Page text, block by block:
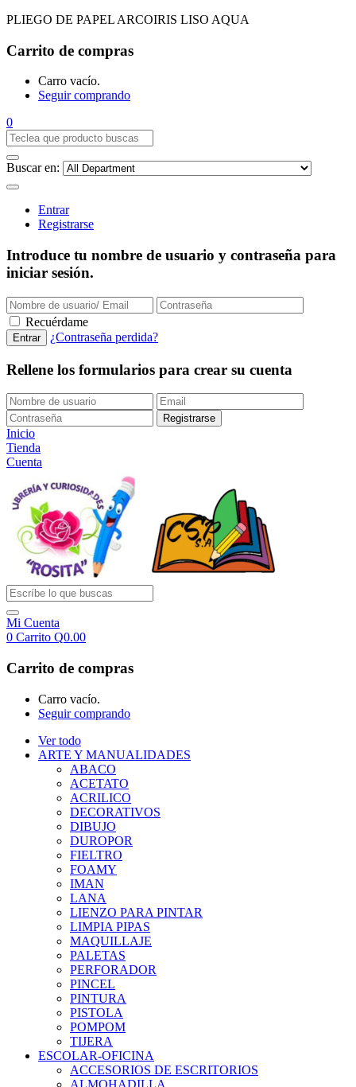
PLIEGO DE PAPEL ARCOIRIS LISO AQUA
Carrito de compras
Carro vacío.
Seguir comprando
0
Buscar en:
Entrar
Registrarse
Introduce tu nombre de usuario y contraseña para
iniciar sesión.
Recuérdame
¿Contraseña perdida?
Rellene los formularios para crear su cuenta
Inicio
Tienda
Cuenta
Mi Cuenta
0 Carrito Q0.00
Carrito de compras
Carro vacío.
Seguir comprando
Ver todo
ARTE Y MANUALIDADES
ABACO
ACETATO
ACRILICO
DECORATIVOS
DIBUJO
DUROPOR
FIELTRO
FOAMY
IMAN
LANA
LIENZO PARA PINTAR
LIMPIA PIPAS
MAQUILLAJE
PALETAS
PERFORADOR
PINCEL
PINTURA
PISTOLA
POMPOM
TIJERA
ESCOLAR-OFICINA
ACCESORIOS DE ESCRITORIOS
ALMOHADILLA